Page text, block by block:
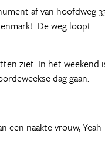
af van hoofdweg
De weg loopt
ziet. In het weekend
dag gaan.
een naakte vrouw, Yeah